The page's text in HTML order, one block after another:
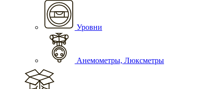
Уровни
Анемометры, Люксметры